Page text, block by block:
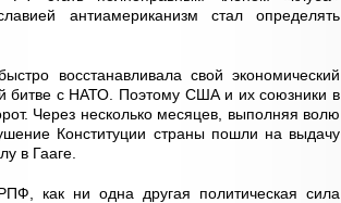
антиамериканизм стал определять
восстанавливала свой экономический
битве с НАТО. Поэтому США и их союзники в
Через несколько месяцев, выполняя волю
Конституции страны пошли на выдачу
в Гааге.
как ни одна другая политическая сила